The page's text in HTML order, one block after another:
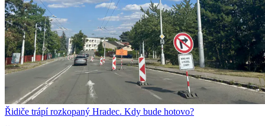
Řidiče trápí rozkopaný Hradec. Kdy bude hotovo?